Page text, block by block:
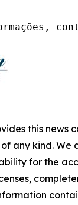
this news
any kind. We
for the